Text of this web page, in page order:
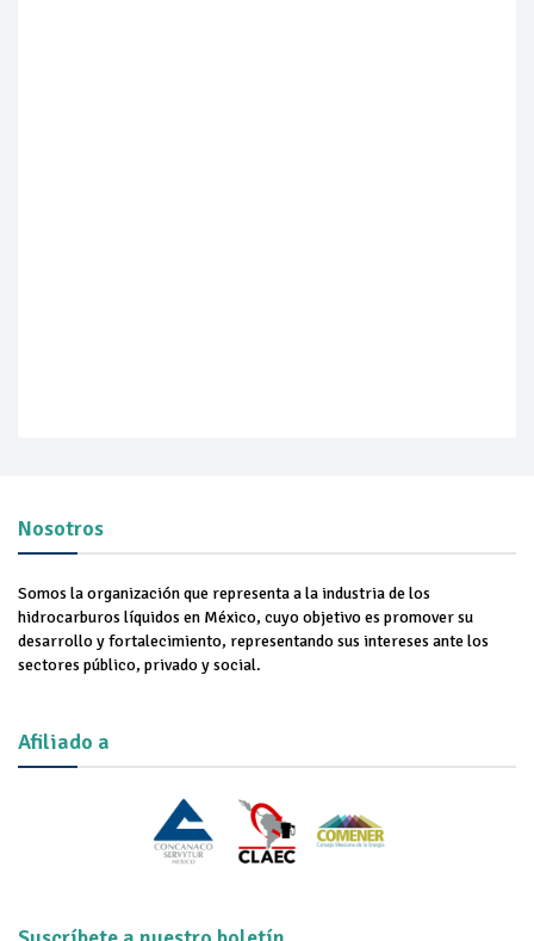
Nosotros
Somos la organización que representa a la industria de los
hidrocarburos líquidos en México, cuyo objetivo es promover su
desarrollo y fortalecimiento, representando sus intereses ante los
sectores público, privado y social.
Afiliado a